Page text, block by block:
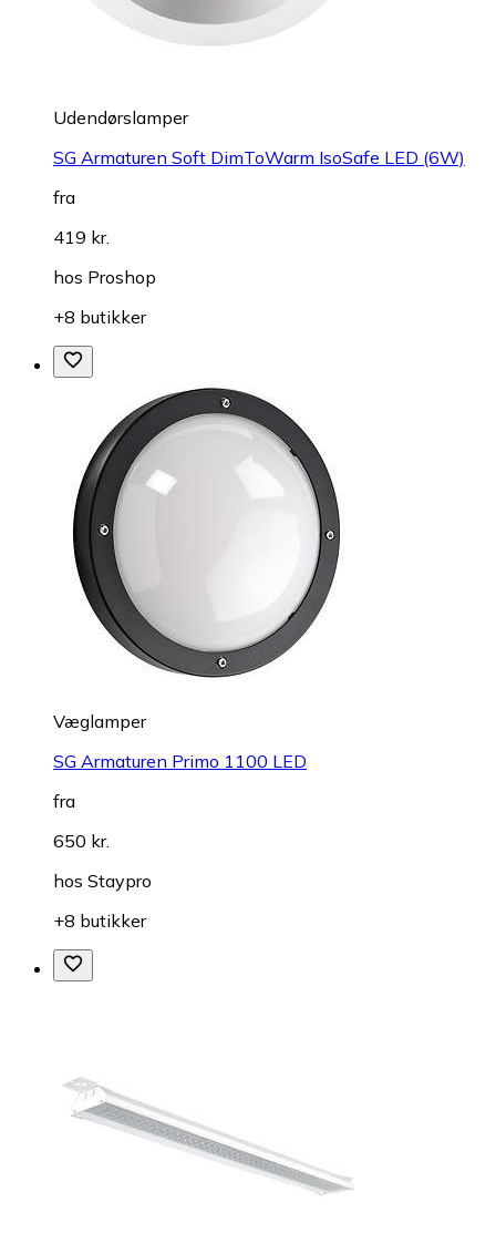
Udendørslamper
SG Armaturen Soft DimToWarm IsoSafe LED (6W)
fra
419 kr.
hos Proshop
+8 butikker
Væglamper
SG Armaturen Primo 1100 LED
fra
650 kr.
hos Staypro
+8 butikker